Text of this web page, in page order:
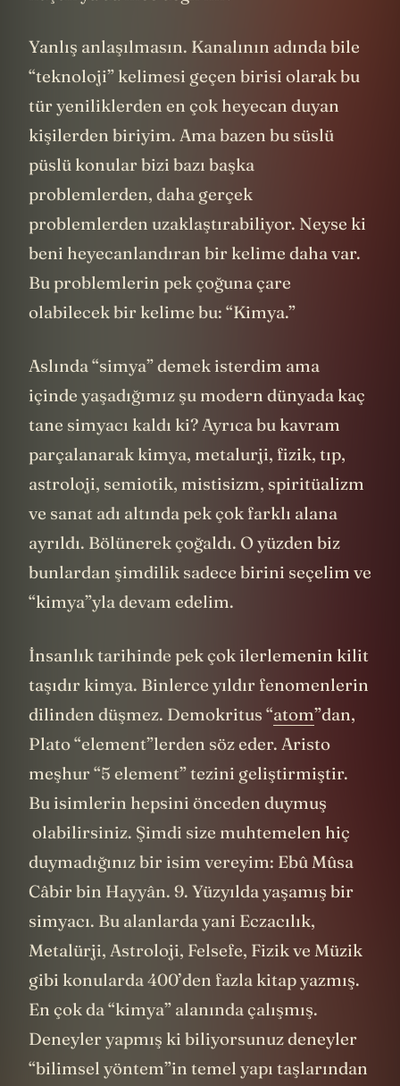
Yanlış anlaşılmasın. Kanalının adında bile
“teknoloji” kelimesi geçen birisi olarak bu
tür yeniliklerden en çok heyecan duyan
kişilerden biriyim. Ama bazen bu süslü
püslü konular bizi bazı başka
problemlerden, daha gerçek
problemlerden uzaklaştırabiliyor. Neyse ki
beni heyecanlandıran bir kelime daha var.
Bu problemlerin pek çoğuna çare
olabilecek bir kelime bu: “Kimya.”
Aslında “simya” demek isterdim ama
içinde yaşadığımız şu modern dünyada kaç
tane simyacı kaldı ki? Ayrıca bu kavram
parçalanarak kimya, metalurji, fizik, tıp,
astroloji, semiotik, mistisizm, spiritüalizm
ve sanat adı altında pek çok farklı alana
ayrıldı. Bölünerek çoğaldı. O yüzden biz
bunlardan şimdilik sadece birini seçelim ve
“kimya”yla devam edelim.
İnsanlık tarihinde pek çok ilerlemenin kilit
taşıdır kimya. Binlerce yıldır fenomenlerin
dilinden düşmez. Demokritus “atom”dan,
Plato “element”lerden söz eder. Aristo
meşhur “5 element” tezini geliştirmiştir.
Bu isimlerin hepsini önceden duymuş
olabilirsiniz. Şimdi size muhtemelen hiç
duymadığınız bir isim vereyim: Ebû Mûsa
Câbir bin Hayyân. 9. Yüzyılda yaşamış bir
simyacı. Bu alanlarda yani Eczacılık,
Metalürji, Astroloji, Felsefe, Fizik ve Müzik
gibi konularda 400’den fazla kitap yazmış.
En çok da “kimya” alanında çalışmış.
Deneyler yapmış ki biliyorsunuz deneyler
“bilimsel yöntem”in temel yapı taşlarından